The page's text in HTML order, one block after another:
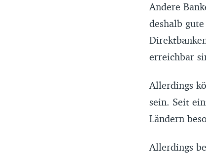
Andere
deshalb
erreichbar
Allerdings
sein. Seit
Ländern
Allerdings